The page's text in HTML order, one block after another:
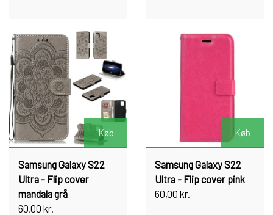
Køb
Samsung Galaxy S22
Ultra - Flip cover
mandala grå
60,00 kr.
Køb
Samsung Galaxy S22
Ultra - Flip cover pink
60,00 kr.